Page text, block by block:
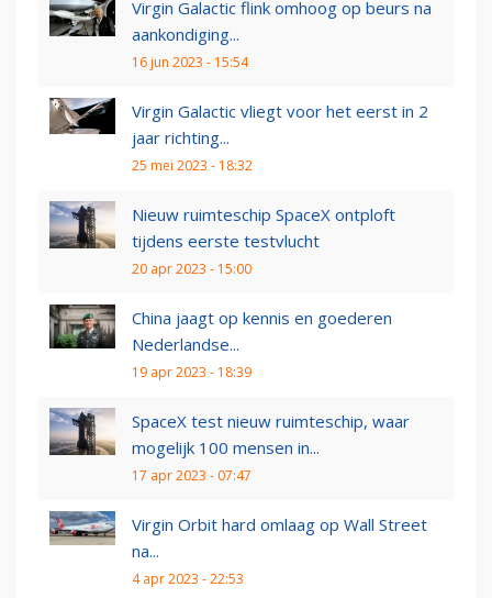
Virgin Galactic flink omhoog op beurs na
aankondiging...
16 jun 2023 - 15:54
Virgin Galactic vliegt voor het eerst in 2
jaar richting...
25 mei 2023 - 18:32
Nieuw ruimteschip SpaceX ontploft
tijdens eerste testvlucht
20 apr 2023 - 15:00
China jaagt op kennis en goederen
Nederlandse...
19 apr 2023 - 18:39
SpaceX test nieuw ruimteschip, waar
mogelijk 100 mensen in...
17 apr 2023 - 07:47
Virgin Orbit hard omlaag op Wall Street
na...
4 apr 2023 - 22:53